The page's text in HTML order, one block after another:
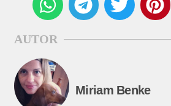
AUTOR
Miriam Benke